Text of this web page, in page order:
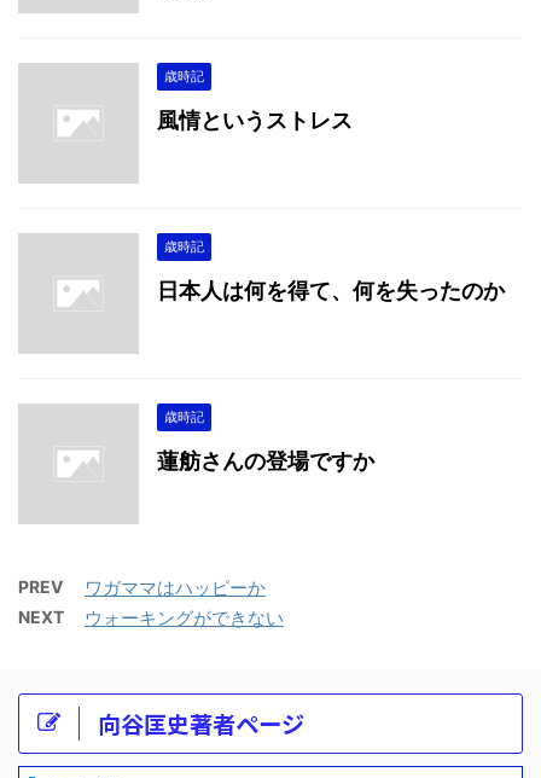
歳時記
風情というストレス
歳時記
日本人は何を得て、何を失ったのか
歳時記
蓮舫さんの登場ですか
PREV ワガママはハッピーか
NEXT ウォーキングができない
向谷匡史著者ページ